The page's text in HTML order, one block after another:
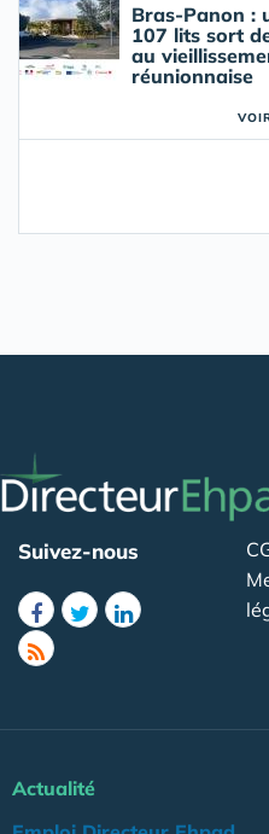
Bras-Panon :
107 lits sort
au
réunionnaise
Suivez-nous
Actualité